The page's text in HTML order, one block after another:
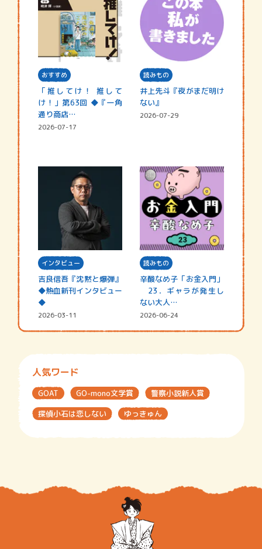
おすすめ
「推してけ！ 推して
け！」第63回 ◆『一角
通り商店…
2026-07-17
読みもの
井上先斗『夜がまだ明け
ない』
2026-07-29
インタビュー
吉良信吾『沈黙と爆弾』
◆熱血新刊インタビュー
◆
2026-03-11
読みもの
辛酸なめ子「お金入門」
23．ギャラが発生し
ない大人…
2026-06-24
人気ワード
GOAT GO-mono文学賞
警察小説新人賞
探偵小石は恋しない
ゆっきゅん